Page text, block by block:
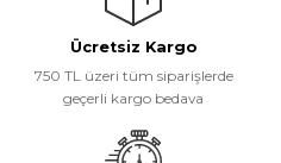
Ürün resmi kalitesiz, bozuk veya
Ürün açıklamasında eksik bilgiler
Ürün fiyatı diğer sitelerden daha
Ücretsiz Kargo
750 TL üzeri tüm siparişlerde
geçerli kargo bedava